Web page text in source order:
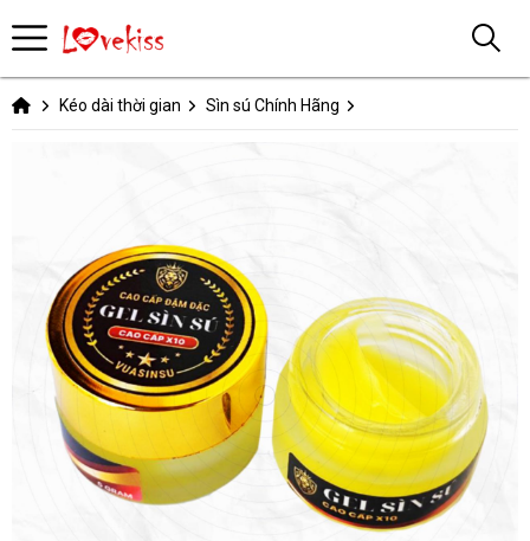
Kéo dài thời gian Sìn sú Chính Hãng